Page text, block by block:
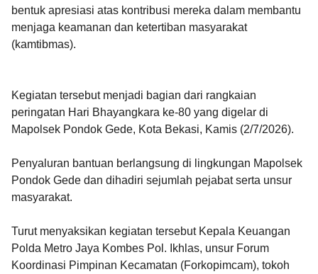
bentuk apresiasi atas kontribusi mereka dalam membantu
menjaga keamanan dan ketertiban masyarakat
(kamtibmas).
Kegiatan tersebut menjadi bagian dari rangkaian
peringatan Hari Bhayangkara ke-80 yang digelar di
Mapolsek Pondok Gede, Kota Bekasi, Kamis (2/7/2026).
Penyaluran bantuan berlangsung di lingkungan Mapolsek
Pondok Gede dan dihadiri sejumlah pejabat serta unsur
masyarakat.
Turut menyaksikan kegiatan tersebut Kepala Keuangan
Polda Metro Jaya Kombes Pol. Ikhlas, unsur Forum
Koordinasi Pimpinan Kecamatan (Forkopimcam), tokoh